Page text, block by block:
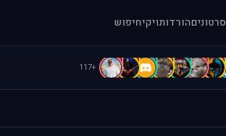
סרטוניםהורדותויקיחיפוש
A
A
b
B
B
b
c
+117